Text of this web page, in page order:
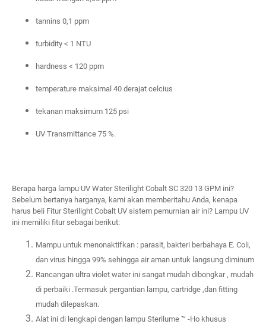
tannins 0,1 ppm
turbidity < 1 NTU
hardness < 120 ppm
temperature maksimal 40 derajat celcius
tekanan maksimum 125 psi
UV Transmittance 75 %.
Berapa harga lampu UV Water Sterilight Cobalt SC 320 13 GPM ini?
Sebelum bertanya harganya, kami akan memberitahu Anda, kenapa
harus beli Fitur Sterilight Cobalt UV sistem pemurnian air ini? Lampu UV
ini memiliki fitur sebagai berikut:
Mampu untuk menonaktifkan : parasit, bakteri berbahaya E. Coli,
dan virus hingga 99% sehingga air aman untuk langsung diminum
Rancangan ultra violet water ini sangat mudah dibongkar , mudah
di perbaiki .Termasuk pergantian lampu, cartridge ,dan fitting
mudah dilepaskan.
Alat ini di lengkapi dengan lampu Sterilume ™ -Ho khusus